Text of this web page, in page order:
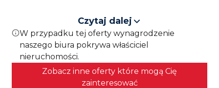
Franciszkańskiej, w spokojnej i dobrze
skomunikowanej części łódzkich Bałut. Położenie
przy cichej ulicy osiedlowej pozwala odpocząć od
miejskiego ruchu, a jednocześnie zapewnia łatwy
dostęp do centrum Łodzi oraz pozostałych
Czytaj dalej
W przypadku tej oferty wynagrodzenie
naszego biura pokrywa właściciel
nieruchomości.
Zobacz inne oferty które mogą Cię
zainteresować